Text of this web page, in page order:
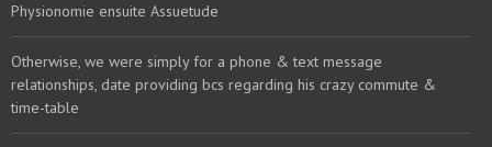
Physionomie ensuite Assuetude
Otherwise, we were simply for a phone & text message
relationships, date providing bcs regarding his crazy commute &
time-table